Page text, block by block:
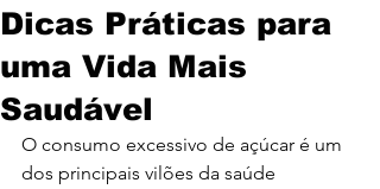
Dicas Práticas para
uma Vida Mais
Saudável
O consumo excessivo de açúcar é um
dos principais vilões da saúde